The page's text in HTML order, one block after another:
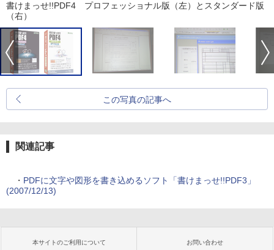
書けまっせ!!PDF4 プロフェッショナル版（左）とスタンダード版
（右）
この写真の記事へ
関連記事
・ PDFに文字や図形を書き込めるソフト「書けまっせ!!PDF3」
(2007/12/13)
本サイトのご利用について お問い合わせ